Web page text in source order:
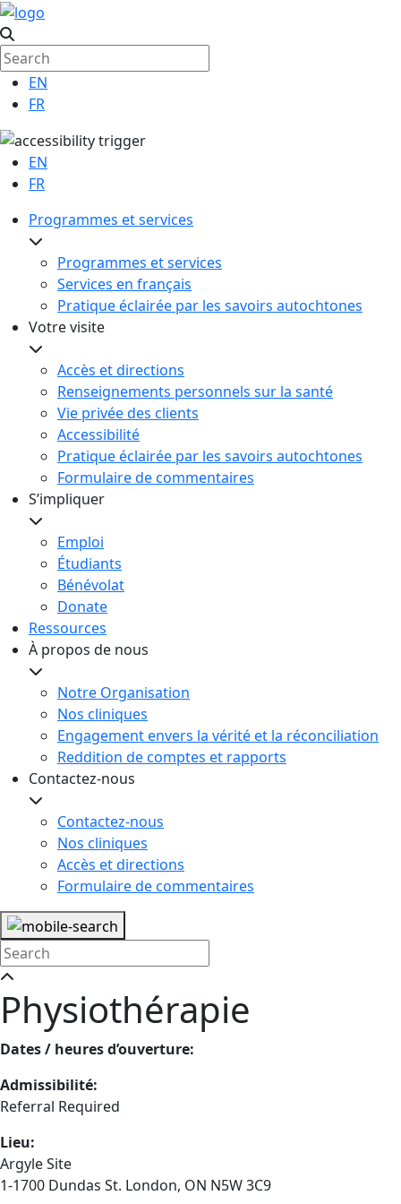
EN
FR
EN
FR
Programmes et services
Programmes et services
Services en français
Pratique éclairée par les savoirs autochtones
Votre visite
Accès et directions
Renseignements personnels sur la santé
Vie privée des clients
Accessibilité
Pratique éclairée par les savoirs autochtones
Formulaire de commentaires
S’impliquer
Emploi
Étudiants
Bénévolat
Donate
Ressources
À propos de nous
Notre Organisation
Nos cliniques
Engagement envers la vérité et la réconciliation
Reddition de comptes et rapports
Contactez-nous
Contactez-nous
Nos cliniques
Accès et directions
Formulaire de commentaires
Physiothérapie
Dates / heures d’ouverture:
Admissibilité:
Referral Required
Lieu:
Argyle Site
1-1700 Dundas St. London, ON N5W 3C9